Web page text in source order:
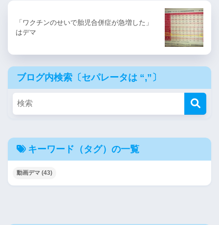
「ワクチンのせいで胎児合併症が急増した」
はデマ
ブログ内検索〔セパレータは “,”〕
キーワード（タグ）の一覧
動画デマ (43)